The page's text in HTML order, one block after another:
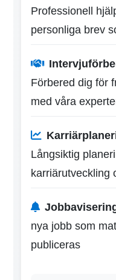
Professionell
personliga brev
Förbered dig för
med våra
Långsiktig
karriärutveckling
nya jobb som
publiceras